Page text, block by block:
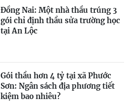
Đồng Nai: Một nhà thầu trúng 3
gói chỉ định thầu sửa trường học
tại An Lộc
Gói thầu hơn 4 tỷ tại xã Phước
Sơn: Ngân sách địa phương tiết
kiệm bao nhiêu?